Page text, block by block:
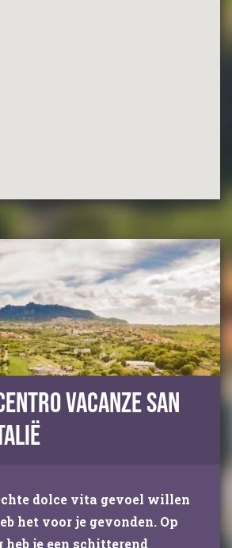
Vacanze San
dolce vita gevoel willen
het voor je gevonden. Op
heb je een schitterend